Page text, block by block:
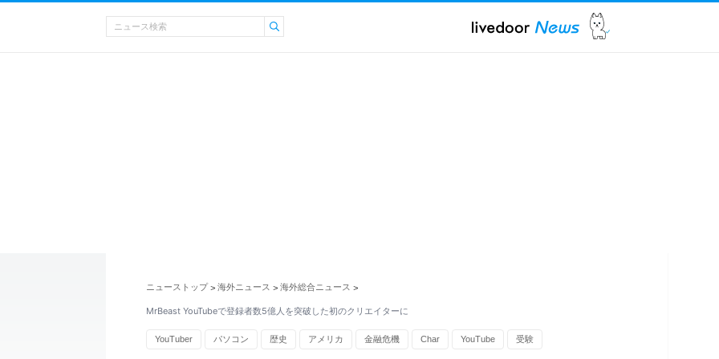
ニューストップ > 海外ニュース > 海外総合ニュース >
MrBeast YouTubeで登録者数5億人を突破した初のクリエイターに
YouTuber パソコン 歴史 アメリカ 金融危機 Char YouTube 受験